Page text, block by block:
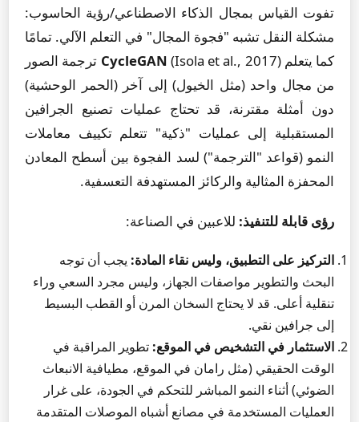
تفوت القياس بمجال الذكاء الاصطناعي/رؤية الحاسوب:
مشكلة النقل تشبه "فجوة المجال" في التعلم الآلي. تمامًا
كما يتعلم
CycleGAN (Isola et al., 2017) ترجمة الصور
من مجال واحد (مثل الخيول) إلى آخر (الحمر الوحشية)
دون أمثلة مقترنة، قد تحتاج عمليات تصنيع الجرافين
المستقبلية إلى عمليات "ذكية" تتعلم تكييف معاملات
النمو (قواعد "الترجمة") لسد الفجوة بين أسطح المعادن
المحفزة المثالية والركائز المستهدفة التعسفية.
رؤى قابلة للتنفيذ: للاعبين في الصناعة:
التركيز على التطبيق، وليس نقاء المادة: يجب أن توجه
البحث والتطوير مواصفات الجهاز، وليس مجرد السعي وراء
تنقلية أعلى. قد لا يحتاج السخان المرن أو القطب البسيط
إلى جرافين نقي.
الاستثمار في التشخيص في الموقع: تطوير المراقبة في
الوقت الحقيقي (مثل رامان في الموقع، مطيافية الانبعاث
الضوئي) أثناء النمو المباشر للتحكم في الجودة، على غرار
العمليات المستخدمة في مصانع أشباه الموصلات المتقدمة